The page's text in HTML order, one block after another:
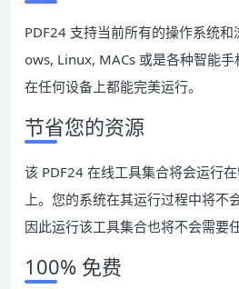
PDF24 支持当前所有的操作系统
ows, Linux, MACs 或是各种智能
在任何设备上都能完美运行。
节省您的资源
该 PDF24 在线工具集合将会运行
上。您的系统在其运行过程中将不
因此运行该工具集合也将不会需要
100% 免费